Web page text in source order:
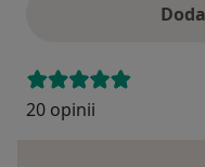
20 opinii